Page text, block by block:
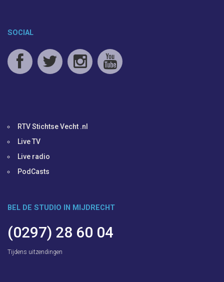
SOCIAL
RTV Stichtse Vecht .nl
Live TV
Live radio
PodCasts
BEL DE STUDIO IN MIJDRECHT
(0297) 28 60 04
Tijdens uitzendingen